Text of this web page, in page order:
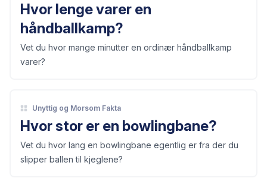
Hvor lenge varer en
håndballkamp?
Vet du hvor mange minutter en ordinær håndballkamp
varer?
Unyttig og Morsom Fakta
Hvor stor er en bowlingbane?
Vet du hvor lang en bowlingbane egentlig er fra der du
slipper ballen til kjeglene?